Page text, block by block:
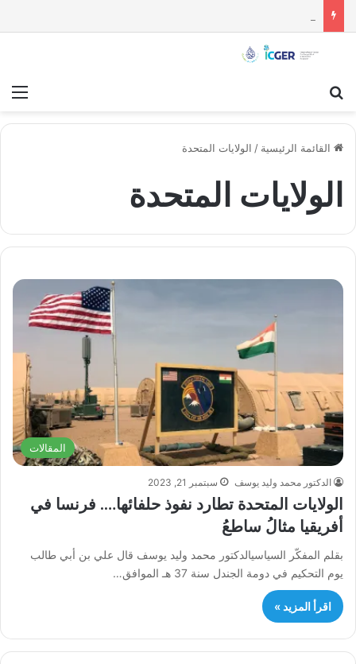
القائمة الرئيسية / الولايات المتحدة
الولايات المتحدة
المقالات
الدكتور محمد وليد يوسف سبتمبر 21, 2023
الولايات المتحدة تطارد نفوذ حلفائها…. فرنسا في
أفريقيا مثالُ ساطعُ
بقلم المفكّر السياسيالدكتور محمد وليد يوسف قال علي بن أبي طالب
يوم التحكيم في دومة الجندل سنة 37 هـ الموافق…
اقرأ المزيد »